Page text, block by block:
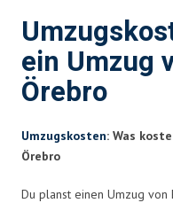
ein Umzug
Örebro
Umzugskosten: Was
Örebro
Du planst einen Umzug